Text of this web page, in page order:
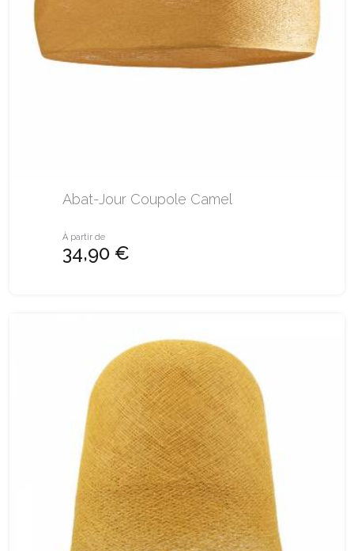
Abat-Jour Coupole Camel
À partir de
34,90 €